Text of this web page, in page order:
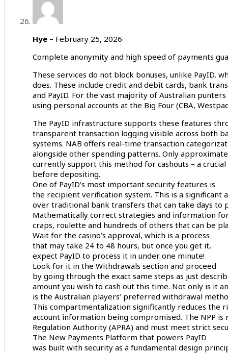
Hye – February 25, 2026
Complete anonymity and high speed of payments
These services do not block bonuses, unlike PayID,
does. These include credit and debit cards, bank
and PayID. For the vast majority of Australian punters
using personal accounts at the Big Four (CBA,
The PayID infrastructure supports these features
transparent transaction logging visible across both
systems. NAB offers real-time transaction
alongside other spending patterns. Only
currently support this method for cashouts – a
before depositing.
One of PayID’s most important security features is
the recipient verification system. This is a significant
over traditional bank transfers that can take days to
Mathematically correct strategies and information
craps, roulette and hundreds of others that can be
Wait for the casino’s approval, which is a process
that may take 24 to 48 hours, but once you get it,
expect PayID to process it in under one minute!
Look for it in the Withdrawals section and proceed
by going through the exact same steps as just
amount you wish to cash out this time. Not only is it
is the Australian players’ preferred withdrawal
This compartmentalization significantly reduces the
account information being compromised. The NPP
Regulation Authority (APRA) and must meet strict
The New Payments Platform that powers PayID
was built with security as a fundamental design